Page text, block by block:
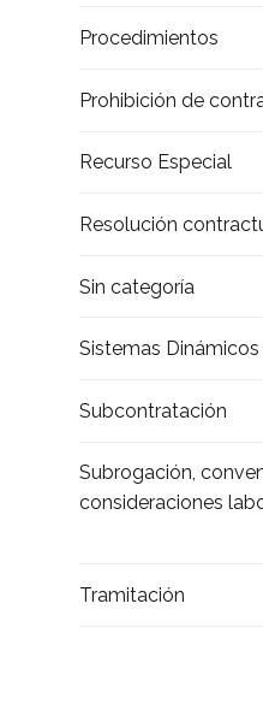
Procedimientos
Prohibición de
Recurso Especial
Resolución
Sin categoría
Sistemas
Subcontratación
Subrogación,
consideraciones
Tramitación